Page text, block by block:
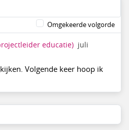
Omgekeerde volgorde
educatie) juli
Volgende keer hoop ik